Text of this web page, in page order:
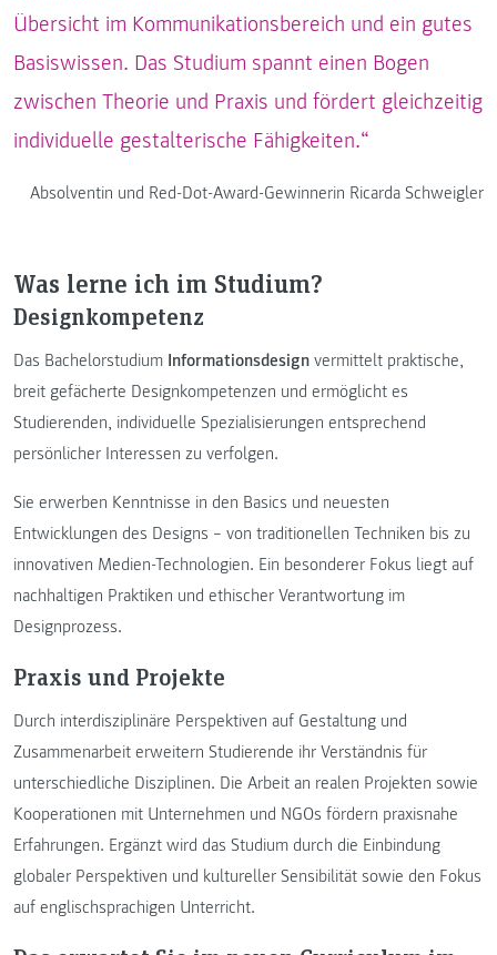
Übersicht im Kommunikationsbereich und ein gutes
Basiswissen. Das Studium spannt einen Bogen
zwischen Theorie und Praxis und fördert gleichzeitig
individuelle gestalterische Fähigkeiten.“
Absolventin und Red-Dot-Award-Gewinnerin Ricarda Schweigler
Was lerne ich im Studium?
Designkompetenz
Das Bachelorstudium Informationsdesign vermittelt praktische,
breit gefächerte Designkompetenzen und ermöglicht es
Studierenden, individuelle Spezialisierungen entsprechend
persönlicher Interessen zu verfolgen.
Sie erwerben Kenntnisse in den Basics und neuesten
Entwicklungen des Designs – von traditionellen Techniken bis zu
innovativen Medien-Technologien. Ein besonderer Fokus liegt auf
nachhaltigen Praktiken und ethischer Verantwortung im
Designprozess.
Praxis und Projekte
Durch interdisziplinäre Perspektiven auf Gestaltung und
Zusammenarbeit erweitern Studierende ihr Verständnis für
unterschiedliche Disziplinen. Die Arbeit an realen Projekten sowie
Kooperationen mit Unternehmen und NGOs fördern praxisnahe
Erfahrungen. Ergänzt wird das Studium durch die Einbindung
globaler Perspektiven und kultureller Sensibilität sowie den Fokus
auf englischsprachigen Unterricht.